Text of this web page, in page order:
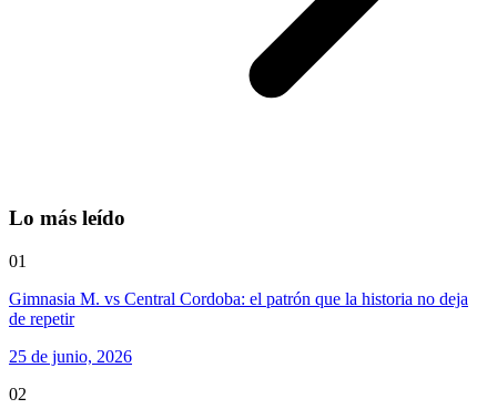
Lo más leído
01
Gimnasia M. vs Central Cordoba: el patrón que la historia no deja
de repetir
25 de junio, 2026
02